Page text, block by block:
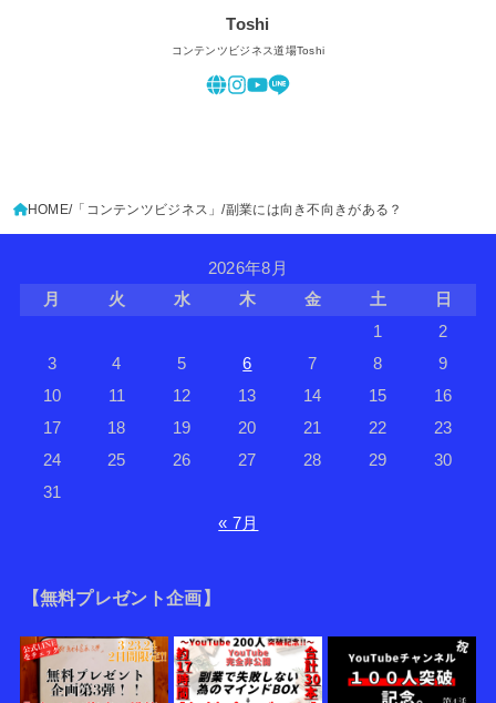
Toshi
コンテンツビジネス道場Toshi
HOME 「コンテンツビジネス」 副業には向き不向きがある？
2026年8月
月
火 水 木 金 土
日
1
2
3
4 5 6 7 8
9
10
11 12 13 14 15
16
17
18 19 20 21 22
23
24
25 26 27 28 29
30
31
« 7月
【無料プレゼント企画】